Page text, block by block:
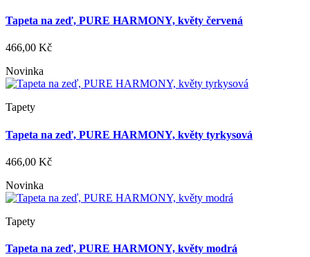
Tapeta na zeď, PURE HARMONY, květy červená
466,00 Kč
Novinka
Tapety
Tapeta na zeď, PURE HARMONY, květy tyrkysová
466,00 Kč
Novinka
Tapety
Tapeta na zeď, PURE HARMONY, květy modrá